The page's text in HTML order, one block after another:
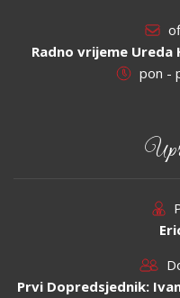
Radno vrijeme Ureda
pon -
Prvi Dopredsjednik: